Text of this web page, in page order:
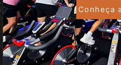
Conheça